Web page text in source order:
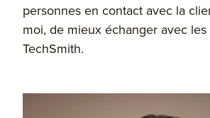
personnes en contact avec la
moi, de mieux échanger avec
TechSmith.